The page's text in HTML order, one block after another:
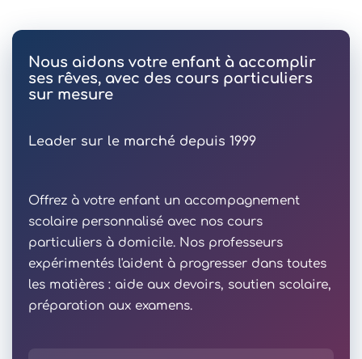
Nous aidons votre enfant à accomplir
ses rêves, avec des cours particuliers
sur mesure
Leader sur le marché depuis 1999
Offrez à votre enfant un accompagnement
scolaire personnalisé avec nos cours
particuliers à domicile. Nos professeurs
expérimentés l'aident à progresser dans toutes
les matières : aide aux devoirs, soutien scolaire,
préparation aux examens.